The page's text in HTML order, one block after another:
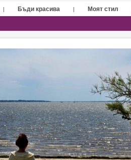
| Бъди красива | Моят стил